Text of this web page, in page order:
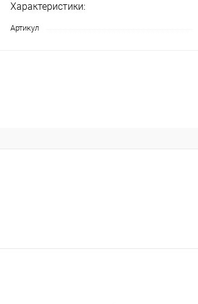
Характеристики:
Артикул